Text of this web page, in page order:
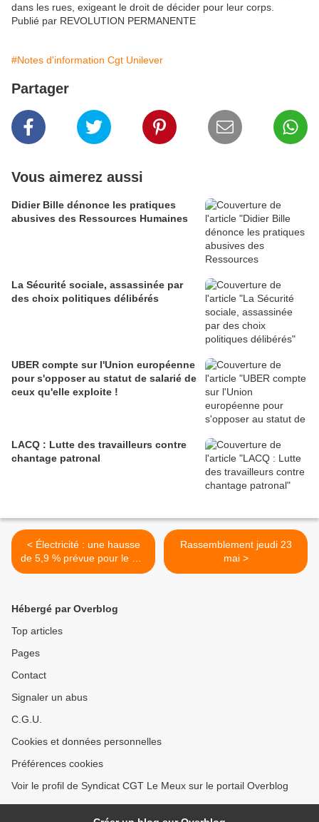
dans les rues, exigeant le droit de décider pour leur corps.
Publié par REVOLUTION PERMANENTE
#Notes d'information Cgt Unilever
Partager
Vous aimerez aussi
Didier Bille dénonce les pratiques
abusives des Ressources Humaines
La Sécurité sociale, assassinée par
des choix politiques délibérés
UBER compte sur l'Union européenne
pour s'opposer au statut de salarié de
ceux qu'elle exploite !
LACQ : Lutte des travailleurs contre
chantage patronal
< Électricité : une hausse
de 5,9 % prévue pour le 1er
juin.
Rassemblement jeudi 23
mai >
Hébergé par Overblog
Top articles
Pages
Contact
Signaler un abus
C.G.U.
Cookies et données personnelles
Préférences cookies
Voir le profil de Syndicat CGT Le Meux sur le portail Overblog